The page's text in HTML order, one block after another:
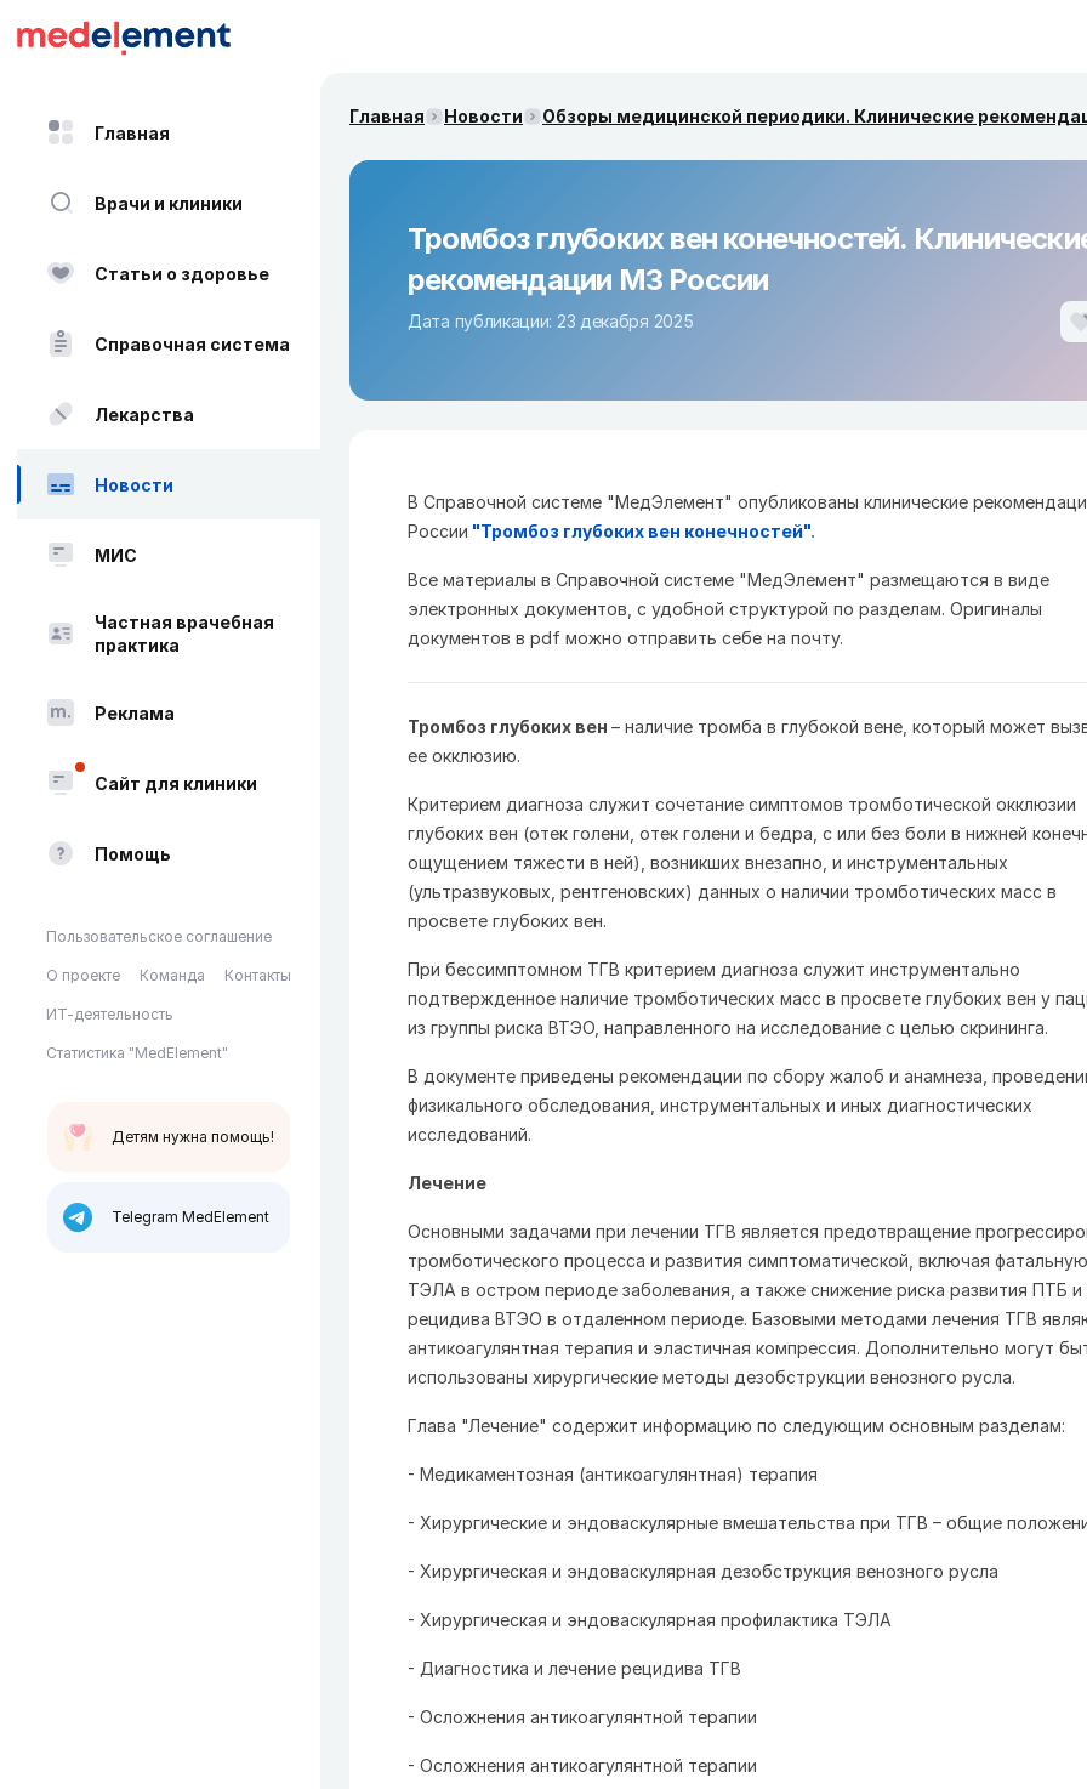
Главная
Врачи и клиники
Статьи о здоровье
Справочная система
Лекарства
Новости
МИС
Частная врачебная
практика
Реклама
Сайт для клиники
Помощь
Пользовательское соглашение
О проекте Команда Контакты
ИТ-деятельность
Статистика "MedElement"
Детям нужна помощь!
Telegram MedElement
Главная Новости Обзоры медицинской периодики. Клинические
Тромбоз глубоких вен конечностей.
рекомендации МЗ России
Дата публикации: 23 декабря 2025
В Справочной системе "МедЭлемент" опубликованы клинические
России "Тромбоз глубоких вен конечностей".
Все материалы в Справочной системе "МедЭлемент" размещаются в виде
электронных документов, с удобной структурой по разделам. Оригиналы
документов в pdf можно отправить себе на почту.
Тромбоз глубоких вен – наличие тромба в глубокой вене, который может
ее окклюзию.
Критерием диагноза служит сочетание симптомов тромботической окклюзии
глубоких вен (отек голени, отек голени и бедра, с или без боли в нижней
ощущением тяжести в ней), возникших внезапно, и инструментальных
(ультразвуковых, рентгеновских) данных о наличии тромботических масс в
просвете глубоких вен.
При бессимптомном ТГВ критерием диагноза служит инструментально
подтвержденное наличие тромботических масс в просвете глубоких вен у
из группы риска ВТЭО, направленного на исследование с целью скрининга.
В документе приведены рекомендации по сбору жалоб и анамнеза,
физикального обследования, инструментальных и иных диагностических
исследований.
Лечение
Основными задачами при лечении ТГВ является предотвращение
тромботического процесса и развития симптоматической, включая
ТЭЛА в остром периоде заболевания, а также снижение риска развития ПТБ и
рецидива ВТЭО в отдаленном периоде. Базовыми методами лечения ТГВ
антикоагулянтная терапия и эластичная компрессия. Дополнительно могут
использованы хирургические методы дезобструкции венозного русла.
Глава "Лечение" содержит информацию по следующим основным разделам:
- Медикаментозная (антикоагулянтная) терапия
- Хирургические и эндоваскулярные вмешательства при ТГВ – общие
- Хирургическая и эндоваскулярная дезобструкция венозного русла
- Хирургическая и эндоваскулярная профилактика ТЭЛА
- Диагностика и лечение рецидива ТГВ
- Осложнения антикоагулянтной терапии
- Осложнения антикоагулянтной терапии